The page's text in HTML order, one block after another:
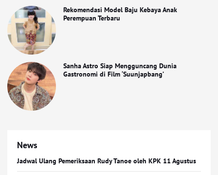
Rekomendasi Model Baju Kebaya Anak
Perempuan Terbaru
Sanha Astro Siap Mengguncang Dunia
Gastronomi di Film ‘Suunjapbang’
News
Jadwal Ulang Pemeriksaan Rudy Tanoe oleh KPK 11 Agustus